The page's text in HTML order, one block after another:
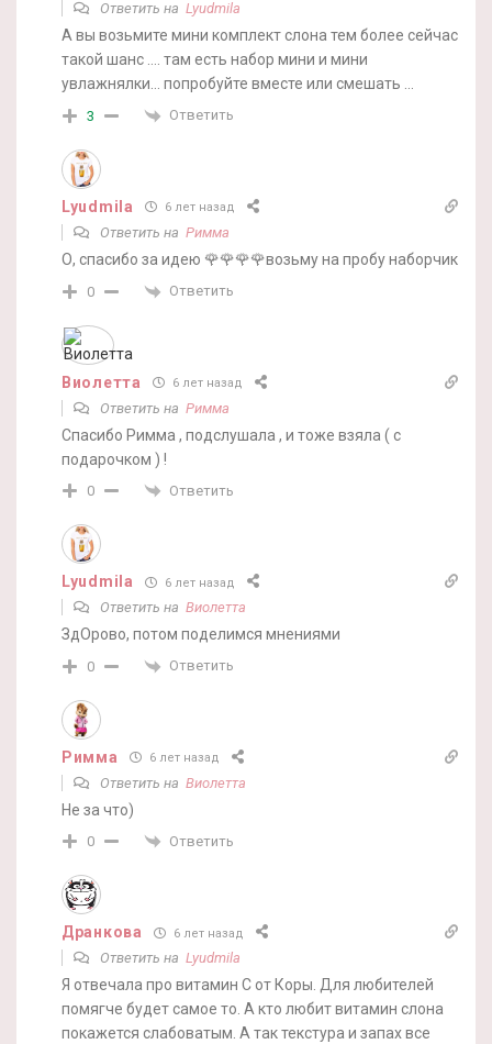
Ответить на Lyudmila
А вы возьмите мини комплект слона тем более сейчас
такой шанс …. там есть набор мини и мини
увлажнялки… попробуйте вместе или смешать …
3 Ответить
Lyudmila 6 лет назад
Ответить на Римма
О, спасибо за идею 🌹🌹🌹🌹возьму на пробу наборчик
0 Ответить
Виолетта 6 лет назад
Ответить на Римма
Спасибо Римма , подслушала , и тоже взяла ( с
подарочком ) !
0 Ответить
Lyudmila 6 лет назад
Ответить на Виолетта
ЗдОрово, потом поделимся мнениями
0 Ответить
Римма 6 лет назад
Ответить на Виолетта
Не за что)
0 Ответить
Дранкова 6 лет назад
Ответить на Lyudmila
Я отвечала про витамин С от Коры. Для любителей
помягче будет самое то. А кто любит витамин слона
покажется слабоватым. А так текстура и запах все